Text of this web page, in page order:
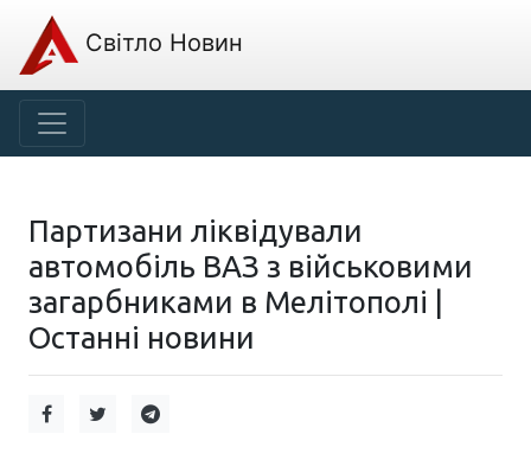
Світло Новин
Партизани ліквідували
автомобіль ВАЗ з військовими
загарбниками в Мелітополі |
Останні новини